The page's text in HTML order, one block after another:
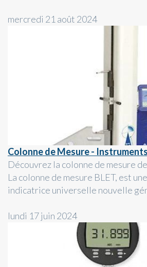
mercredi 21 août 2024
Colonne de Mesure -
Découvrez la colonne de mesure
La colonne de mesure BLET, est
indicatrice universelle nouvelle
lundi 17 juin 2024